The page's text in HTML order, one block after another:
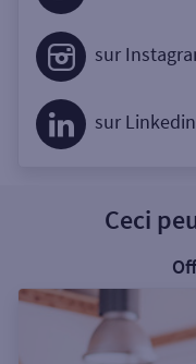
sur
sur Linkedin
Ceci